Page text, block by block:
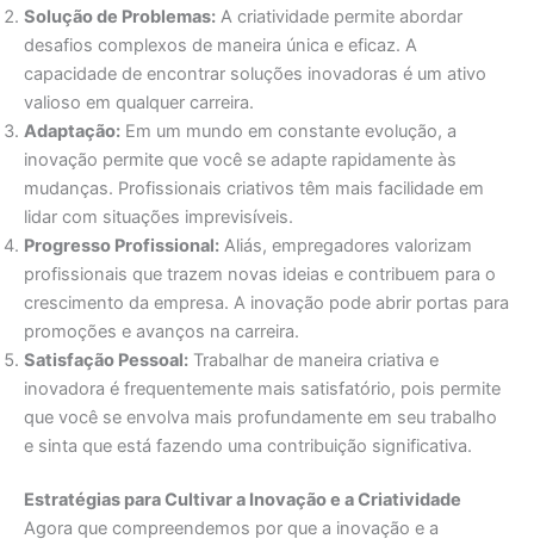
Solução de Problemas: A criatividade permite abordar
desafios complexos de maneira única e eficaz. A
capacidade de encontrar soluções inovadoras é um ativo
valioso em qualquer carreira.
Adaptação: Em um mundo em constante evolução, a
inovação permite que você se adapte rapidamente às
mudanças. Profissionais criativos têm mais facilidade em
lidar com situações imprevisíveis.
Progresso Profissional: Aliás, empregadores valorizam
profissionais que trazem novas ideias e contribuem para o
crescimento da empresa. A inovação pode abrir portas para
promoções e avanços na carreira.
Satisfação Pessoal: Trabalhar de maneira criativa e
inovadora é frequentemente mais satisfatório, pois permite
que você se envolva mais profundamente em seu trabalho
e sinta que está fazendo uma contribuição significativa.
Estratégias para Cultivar a Inovação e a Criatividade
Agora que compreendemos por que a inovação e a